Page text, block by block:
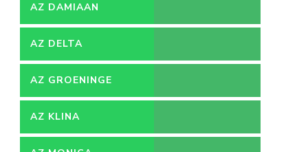
AZ DAMIAAN
AZ DELTA
AZ GROENINGE
AZ KLINA